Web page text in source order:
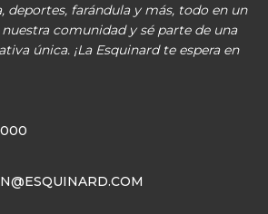
deportes, farándula y más, todo en un
comunidad y sé parte de una
única. ¡La Esquinard te espera en